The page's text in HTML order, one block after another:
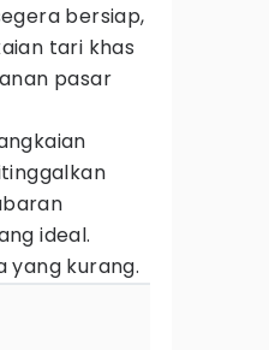
bersiap,
tari khas
pasar
ideal.
yang kurang.